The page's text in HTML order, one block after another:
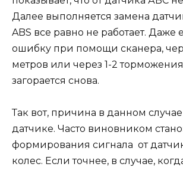
Далее выполняется замена
ABS все равно не работает. Даже
ошибку при помощи сканера,
метров или через 1-2
загорается снова.
Так вот, причина в данном
датчике. Часто виновником
формирования сигнала от
колес. Если точнее, в случае,